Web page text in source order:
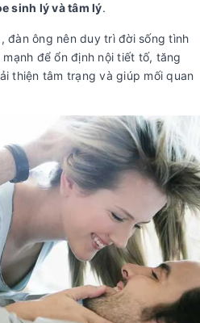
sinh lý và tâm lý.
đàn ông nên duy trì đời sống tình
để ổn định nội tiết tố, tăng
thiện tâm trạng và giúp mối quan